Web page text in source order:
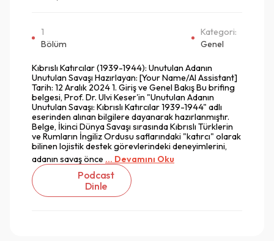
1
Bölüm
Kategori:
Genel
Kıbrıslı Katırcılar (1939-1944): Unutulan Adanın
Unutulan Savaşı Hazırlayan: [Your Name/AI Assistant]
Tarih: 12 Aralık 2024 1. Giriş ve Genel Bakış Bu brifing
belgesi, Prof. Dr. Ulvi Keser'in "Unutulan Adanın
Unutulan Savaşı: Kıbrıslı Katırcılar 1939-1944" adlı
eserinden alınan bilgilere dayanarak hazırlanmıştır.
Belge, İkinci Dünya Savaşı sırasında Kıbrıslı Türklerin
ve Rumların İngiliz Ordusu saflarındaki "katırcı" olarak
bilinen lojistik destek görevlerindeki deneyimlerini,
adanın savaş önce ... Devamını Oku
Podcast
Dinle